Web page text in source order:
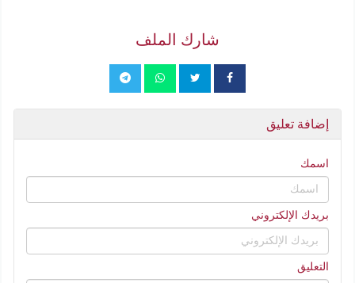
شارك الملف
إضافة تعليق
اسمك
بريدك الإلكتروني
التعليق